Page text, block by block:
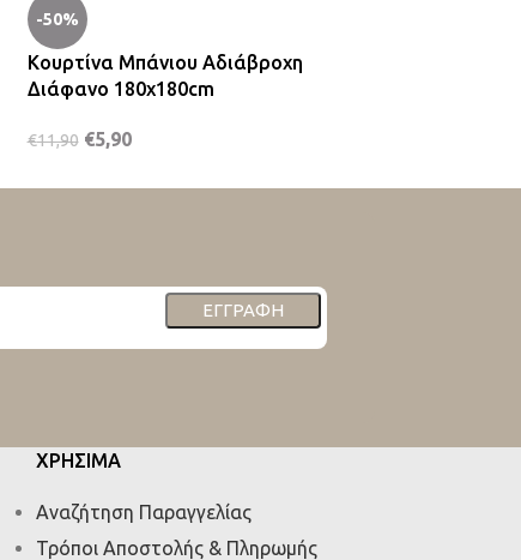
-50%
Κουρτίνα Μπάνιου Αδιάβροχη
Διάφανο 180x180cm
€11,90 €5,90
ΕΓΓΡΑΦΉ
ΧΡΗΣΙΜΑ
Αναζήτηση Παραγγελίας
Τρόποι Αποστολής & Πληρωμής